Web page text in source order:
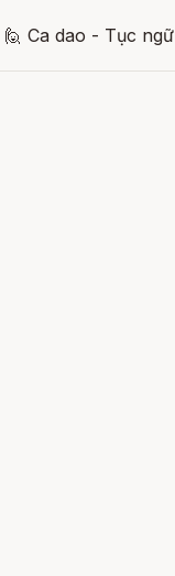
🙋 Ca dao - Tục ngữ